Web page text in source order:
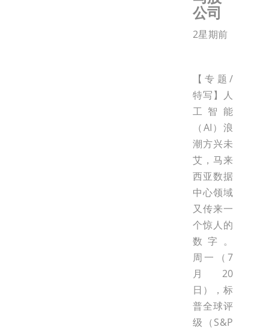
公司
2星期前
【专题/
特写】人
工智能
（AI）浪
潮方兴未
艾，马来
西亚数据
中心领域
又传来一
个惊人的
数字。
周一（7
月20
日），标
普全球评
级（S&P